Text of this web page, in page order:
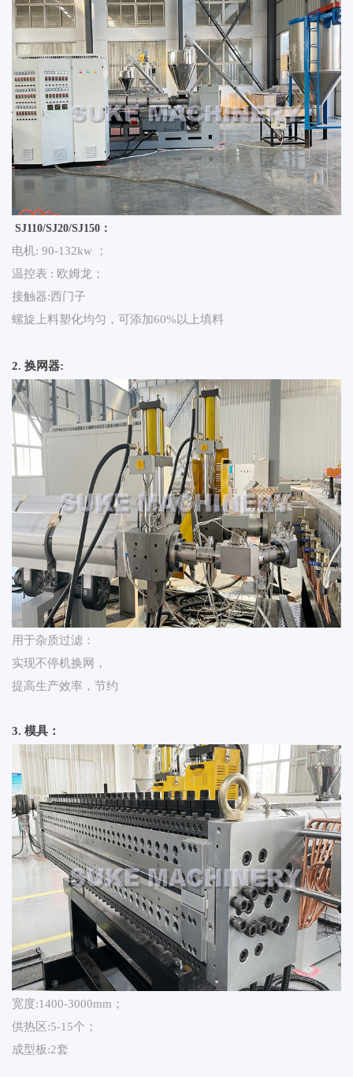
SJ110/SJ20/SJ150：
电机: 90-132kw ；
温控表 : 欧姆龙；
接触器:西门子
螺旋上料塑化均匀，可添加60%以上填料
2. 换网器:
用于杂质过滤：
实现不停机换网，
提高生产效率，节约
3. 模具：
宽度:1400-3000mm；
供热区:5-15个；
成型板:2套